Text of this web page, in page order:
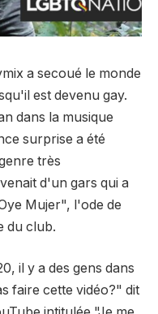
a secoué le monde
est devenu gay.
dans la musique
surprise a été
très
d'un gars qui a
Mujer", l'ode de
du club.
il y a des gens dans
faire cette vidéo?" dit